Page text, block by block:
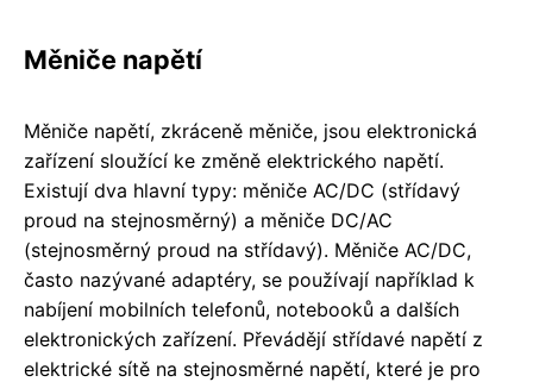
Měniče napětí
Měniče napětí, zkráceně měniče, jsou elektronická
zařízení sloužící ke změně elektrického napětí.
Existují dva hlavní typy: měniče AC/DC (střídavý
proud na stejnosměrný) a měniče DC/AC
(stejnosměrný proud na střídavý). Měniče AC/DC,
často nazývané adaptéry, se používají například k
nabíjení mobilních telefonů, notebooků a dalších
elektronických zařízení. Převádějí střídavé napětí z
elektrické sítě na stejnosměrné napětí, které je pro